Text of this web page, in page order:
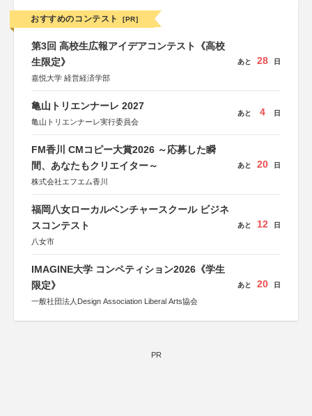
おすすめのコンテスト [PR]
第3回 高校生広報アイデアコンテスト《高校
生限定》
嘉悦大学 経営経済学部
あと 28 日
亀山トリエンナーレ 2027
亀山トリエンナーレ実行委員会
あと 4 日
FM香川 CMコピー大賞2026 ～応募した瞬
間、あなたもクリエイター～
株式会社エフエム香川
あと 20 日
福岡八女ローカルベンチャースクール ビジネ
スコンテスト
八女市
あと 12 日
IMAGINE大学 コンペティション2026《学生
限定》
一般社団法人Design Association Liberal Arts協会
あと 20 日
PR